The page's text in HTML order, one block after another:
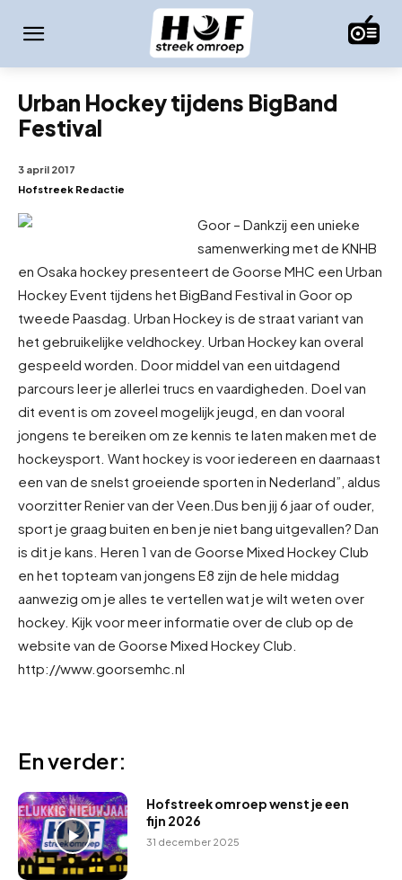
Urban Hockey tijdens BigBand
Festival
3 april 2017
Hofstreek Redactie
Goor – Dankzij een unieke
samenwerking met de KNHB
en Osaka hockey presenteert de Goorse MHC een Urban
Hockey Event tijdens het BigBand Festival in Goor op
tweede Paasdag. Urban Hockey is de straat variant van
het gebruikelijke veldhockey. Urban Hockey kan overal
gespeeld worden. Door middel van een uitdagend
parcours leer je allerlei trucs en vaardigheden. Doel van
dit event is om zoveel mogelijk jeugd, en dan vooral
jongens te bereiken om ze kennis te laten maken met de
hockeysport. Want hockey is voor iedereen en daarnaast
een van de snelst groeiende sporten in Nederland”, aldus
voorzitter Renier van der Veen. Dus ben jij 6 jaar of ouder,
sport je graag buiten en ben je niet bang uitgevallen? Dan
is dit je kans. Heren 1 van de Goorse Mixed Hockey Club
en het topteam van jongens E8 zijn de hele middag
aanwezig om je alles te vertellen wat je wilt weten over
hockey. Kijk voor meer informatie over de club op de
website van de Goorse Mixed Hockey Club.
http://www.goorsemhc.nl
En verder:
Hofstreek omroep wenst je een
fijn 2026
31 december 2025